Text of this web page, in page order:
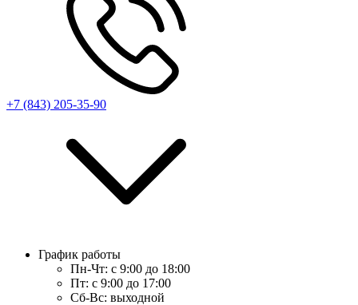
+7 (843) 205-35-90
График работы
Пн-Чт: с 9:00 до 18:00
Пт: с 9:00 до 17:00
Сб-Вс: выходной